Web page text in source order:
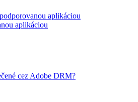
aplikáciou
aplikáciou
cez Adobe DRM?